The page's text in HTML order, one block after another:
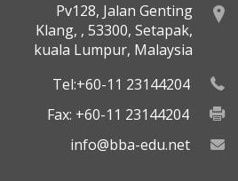
Pv128, Jalan Genting
Klang, , 53300, Setapak,
kuala Lumpur, Malaysia
Tel:+60-11 23144204
Fax: +60-11 23144204
info@bba-edu.net